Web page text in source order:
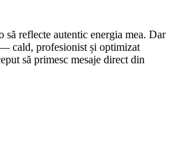
să reflecte autentic energia mea. Dar
cald, profesionist și optimizat
să primesc mesaje direct din